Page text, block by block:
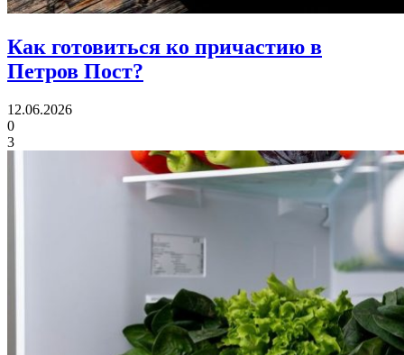
Как готовиться ко причастию в
Петров Пост?
12.06.2026
0
3